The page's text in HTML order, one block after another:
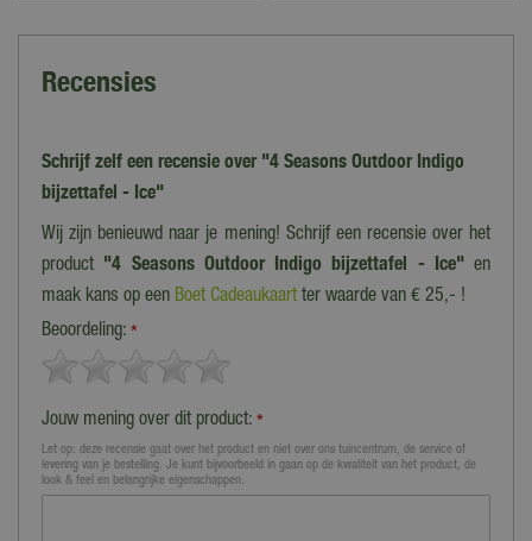
Recensies
Schrijf zelf een recensie over "4 Seasons Outdoor Indigo
bijzettafel - Ice"
Wij zijn benieuwd naar je mening! Schrijf een recensie over het
product "4 Seasons Outdoor Indigo bijzettafel - Ice"en
maak kans op een Boet Cadeaukaart ter waarde van € 25,- !
Beoordeling: *
Jouw mening over dit product: *
Let op: deze recensie gaat over het product en niet over ons tuincentrum, de service of
levering van je bestelling. Je kunt bijvoorbeeld in gaan op de kwaliteit van het product, de
look & feel en belangrijke eigenschappen.